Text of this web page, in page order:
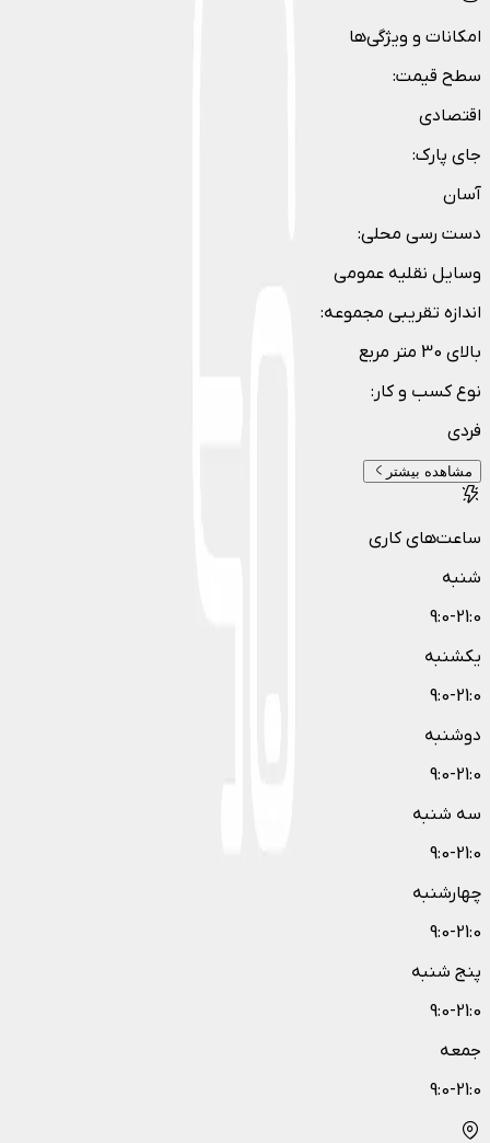
امکانات و ویژگی‌ها
سطح قیمت:
اقتصادی
جای پارک:
آسان
دست رسی محلی:
وسایل نقلیه عمومی
اندازه تقریبی مجموعه:
بالای 30 متر مربع
نوع کسب و کار :
فردی
مشاهده بیشتر
ساعت‌های کاری
شنبه
9:0-21:0
یکشنبه
9:0-21:0
دوشنبه
9:0-21:0
سه شنبه
9:0-21:0
چهارشنبه
9:0-21:0
پنج شنبه
9:0-21:0
جمعه
9:0-21:0